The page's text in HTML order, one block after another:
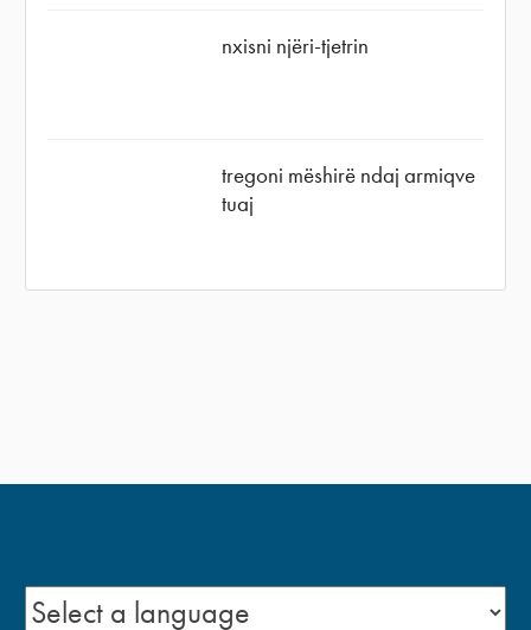
nxisni njëri-tjetrin
tregoni mëshirë ndaj armiqve
tuaj